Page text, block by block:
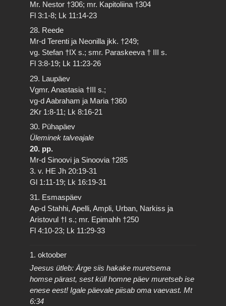
Mr. Nestor †306; mr. Kapitoliina †304
Fl 3:1-8; Lk 11:14-23
28. Reede
Mr-d Terenti ja Neonilla jkk. †249;
vg. Stefan †IX s.; smr. Paraskeeva † III s.
Fl 3:8-19; Lk 11:23-26
29. Laupäev
Vgmr. Anastasia †III s.;
vg-d Aabraham ja Maria †360
2Kr 1:8-11; Lk 8:16-21
30. Pühapäev
Üleminek talveajale
20. pp.
Mr-d Sinoovi ja Sinoovia †285
3. v. HE Jh 20:19-31
Gl 1:11-19; Lk 16:19-31
31. Esmaspäev
Ap-d Stahhi, Apelli, Ampli, Urban, Narkiss ja
Aristovul †I s.; mr. Epimahh †250
Fl 4:10-23; Lk 11:29-33
1. oktoober
Jeesus ütleb: Ärge siis hakake muretsema
homse pärast, sest küll homne päev muretseb ise
enese eest! Igale päevale piisab oma vaevast. Mt
6:34